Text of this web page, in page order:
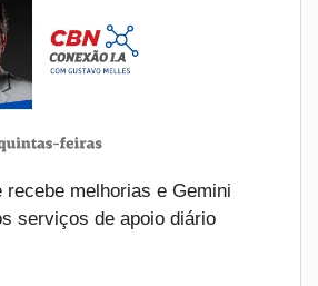
recebe melhorias e Gemini
serviços de apoio diário